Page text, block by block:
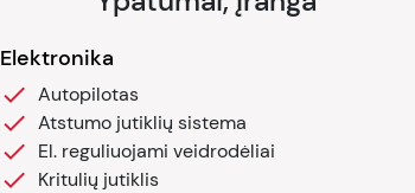
Elektronika
Autopilotas
Atstumo jutiklių sistema
El. reguliuojami veidrodėliai
Kritulių jutiklis